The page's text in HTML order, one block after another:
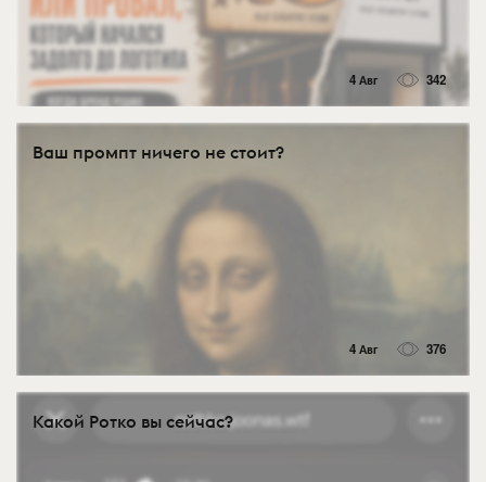
4 Авг 342
Ваш промпт ничего не стоит?
4 Авг 376
Какой Ротко вы сейчас?